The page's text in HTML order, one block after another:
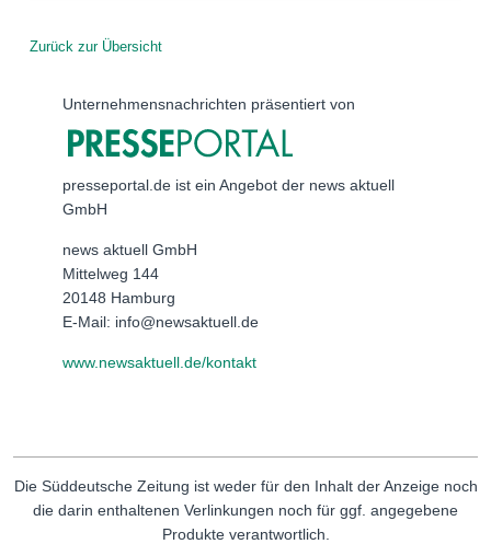
Zurück zur Übersicht
Unternehmensnachrichten präsentiert von
presseportal.de ist ein Angebot der news aktuell
GmbH
news aktuell GmbH
Mittelweg 144
20148 Hamburg
E-Mail: info@newsaktuell.de
www.newsaktuell.de/kontakt
Die Süddeutsche Zeitung ist weder für den Inhalt der Anzeige noch
die darin enthaltenen Verlinkungen noch für ggf. angegebene
Produkte verantwortlich.